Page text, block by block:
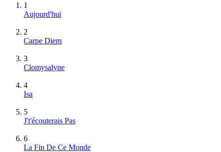
1
Aujourd'hui
2
Carpe Diem
3
Clomysalyne
4
Isa
5
J't'écouterais Pas
6
La Fin De Ce Monde